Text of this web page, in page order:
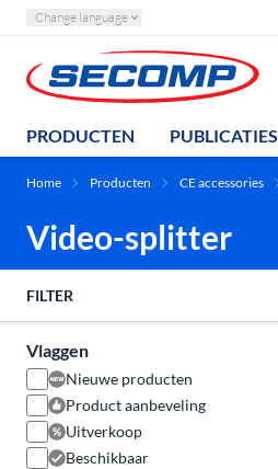
Change language
PRODUCTEN PUBLICATIES
Home Producten CE accessories
Video-splitter
FILTER
Vlaggen
Nieuwe producten
Product aanbeveling
Uitverkoop
Beschikbaar